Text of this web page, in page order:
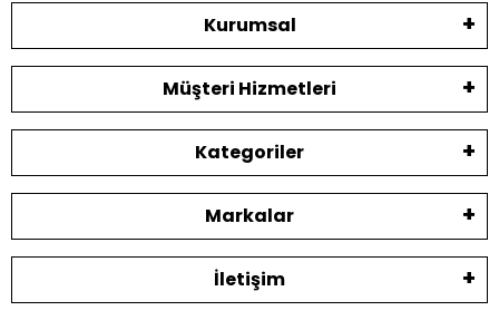
Kurumsal
Müşteri Hizmetleri
Kategoriler
Markalar
İletişim